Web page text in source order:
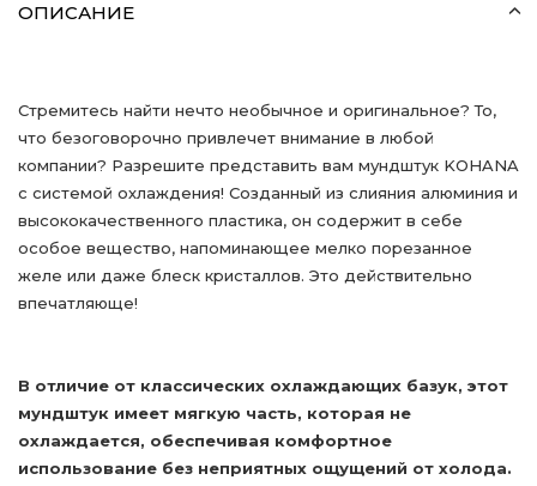
ОПИСАНИЕ
Стремитесь найти нечто необычное и оригинальное? То,
что безоговорочно привлечет внимание в любой
компании? Разрешите представить вам мундштук KOHANA
с системой охлаждения! Созданный из слияния алюминия и
высококачественного пластика, он содержит в себе
особое вещество, напоминающее мелко порезанное
желе или даже блеск кристаллов. Это действительно
впечатляюще!
В отличие от классических охлаждающих базук, этот
мундштук имеет мягкую часть, которая не
охлаждается, обеспечивая комфортное
использование без неприятных ощущений от холода.